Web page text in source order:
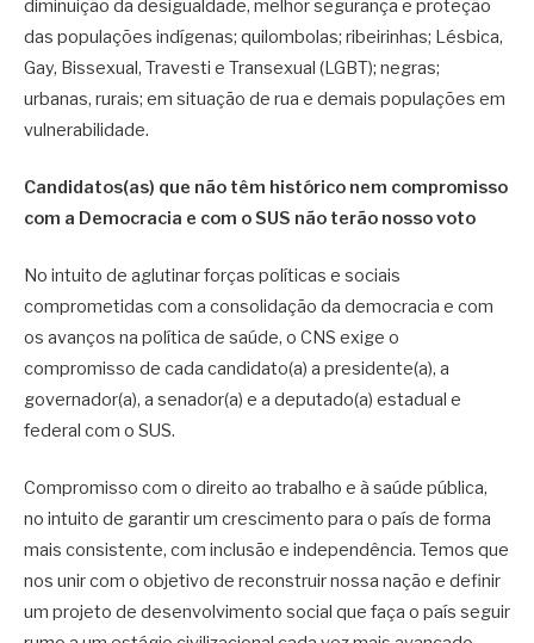
diminuição da desigualdade, melhor segurança e proteção
das populações indígenas; quilombolas; ribeirinhas; Lésbica,
Gay, Bissexual, Travesti e Transexual (LGBT); negras;
urbanas, rurais; em situação de rua e demais populações em
vulnerabilidade.
Candidatos(as) que não têm histórico nem compromisso
com a Democracia e com o SUS não terão nosso voto
No intuito de aglutinar forças políticas e sociais
comprometidas com a consolidação da democracia e com
os avanços na política de saúde, o CNS exige o
compromisso de cada candidato(a) a presidente(a), a
governador(a), a senador(a) e a deputado(a) estadual e
federal com o SUS.
Compromisso com o direito ao trabalho e à saúde pública,
no intuito de garantir um crescimento para o país de forma
mais consistente, com inclusão e independência. Temos que
nos unir com o objetivo de reconstruir nossa nação e definir
um projeto de desenvolvimento social que faça o país seguir